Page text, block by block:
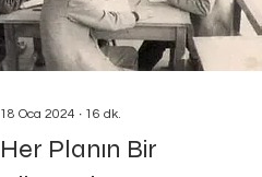
18 Oca 2024 ∙ 16 dk.
Her Planın Bir